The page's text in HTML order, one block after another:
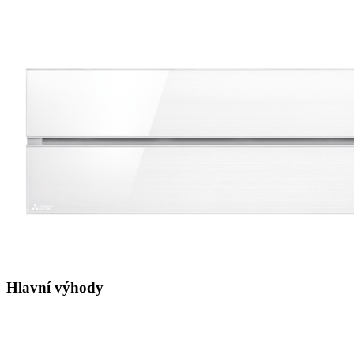
Hlavní výhody